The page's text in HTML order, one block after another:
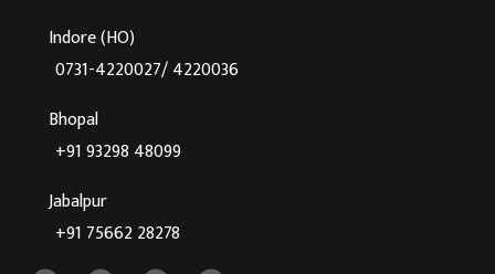
Indore (HO)
0731-4220027/ 4220036
Bhopal
+91 93298 48099
Jabalpur
+91 75662 28278